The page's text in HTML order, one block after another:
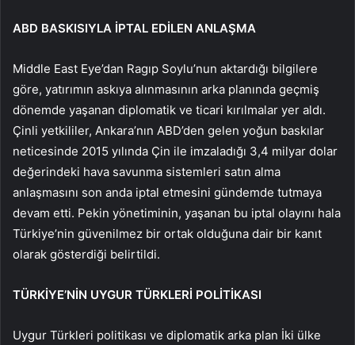
ABD BASKISIYLA İPTAL EDİLEN ANLAŞMA
Middle East Eye’dan Ragıp Soylu’nun aktardığı bilgilere
göre, yatırımın askıya alınmasının arka planında geçmiş
dönemde yaşanan diplomatik ve ticari kırılmalar yer aldı.
Çinli yetkililer, Ankara’nın ABD’den gelen yoğun baskılar
neticesinde 2015 yılında Çin ile imzaladığı 3,4 milyar dolar
değerindeki hava savunma sistemleri satın alma
anlaşmasını son anda iptal etmesini gündemde tutmaya
devam etti. Pekin yönetiminin, yaşanan bu iptal olayını hala
Türkiye’nin güvenilmez bir ortak olduğuna dair bir kanıt
olarak gösterdiği belirtildi.
TÜRKİYE’NİN UYGUR TÜRKLERİ POLİTİKASI
Uygur Türkleri politikası ve diplomatik arka plan İki ülke